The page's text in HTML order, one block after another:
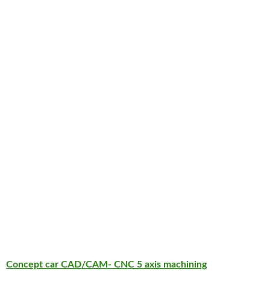
Concept car CAD/CAM- CNC 5 axis machining